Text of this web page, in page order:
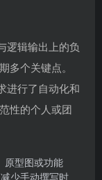
逻辑输出上的负
多个关键点。
进行了自动化和
性的个人或团
型图或功能
少手动撰写时